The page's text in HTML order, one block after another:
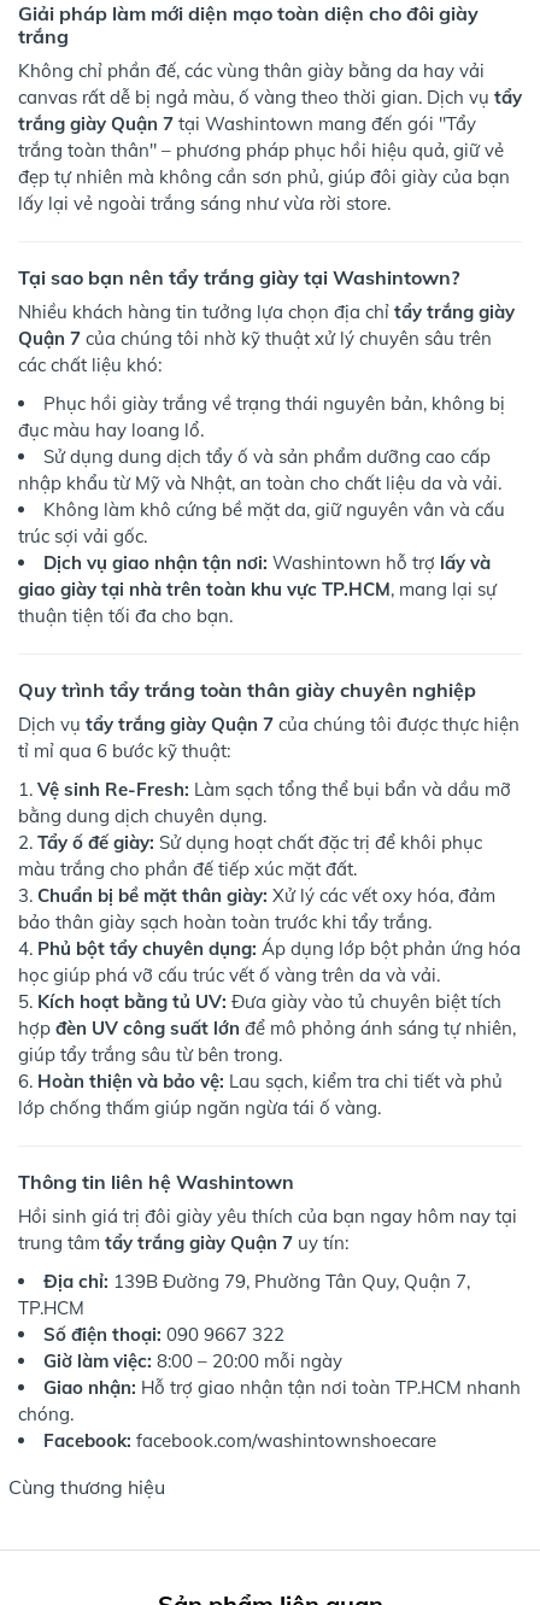
Giải pháp làm mới diện mạo toàn diện cho đôi giày
trắng
Không chỉ phần đế, các vùng thân giày bằng da hay vải
canvas rất dễ bị ngả màu, ố vàng theo thời gian. Dịch vụ tẩy
trắng giày Quận 7 tại Washintown mang đến gói "Tẩy
trắng toàn thân" – phương pháp phục hồi hiệu quả, giữ vẻ
đẹp tự nhiên mà không cần sơn phủ, giúp đôi giày của bạn
lấy lại vẻ ngoài trắng sáng như vừa rời store.
Tại sao bạn nên tẩy trắng giày tại Washintown?
Nhiều khách hàng tin tưởng lựa chọn địa chỉ tẩy trắng giày
Quận 7 của chúng tôi nhờ kỹ thuật xử lý chuyên sâu trên
các chất liệu khó:
Phục hồi giày trắng về trạng thái nguyên bản, không bị
đục màu hay loang lổ.
Sử dụng dung dịch tẩy ố và sản phẩm dưỡng cao cấp
nhập khẩu từ Mỹ và Nhật, an toàn cho chất liệu da và vải.
Không làm khô cứng bề mặt da, giữ nguyên vân và cấu
trúc sợi vải gốc.
Dịch vụ giao nhận tận nơi: Washintown hỗ trợ lấy và
giao giày tại nhà trên toàn khu vực TP.HCM, mang lại sự
thuận tiện tối đa cho bạn.
Quy trình tẩy trắng toàn thân giày chuyên nghiệp
Dịch vụ tẩy trắng giày Quận 7 của chúng tôi được thực hiện
tỉ mỉ qua 6 bước kỹ thuật:
Vệ sinh Re-Fresh: Làm sạch tổng thể bụi bẩn và dầu mỡ
bằng dung dịch chuyên dụng.
Tẩy ố đế giày: Sử dụng hoạt chất đặc trị để khôi phục
màu trắng cho phần đế tiếp xúc mặt đất.
Chuẩn bị bề mặt thân giày: Xử lý các vết oxy hóa, đảm
bảo thân giày sạch hoàn toàn trước khi tẩy trắng.
Phủ bột tẩy chuyên dụng: Áp dụng lớp bột phản ứng hóa
học giúp phá vỡ cấu trúc vết ố vàng trên da và vải.
Kích hoạt bằng tủ UV: Đưa giày vào tủ chuyên biệt tích
hợp đèn UV công suất lớn để mô phỏng ánh sáng tự nhiên,
giúp tẩy trắng sâu từ bên trong.
Hoàn thiện và bảo vệ: Lau sạch, kiểm tra chi tiết và phủ
lớp chống thấm giúp ngăn ngừa tái ố vàng.
Thông tin liên hệ Washintown
Hồi sinh giá trị đôi giày yêu thích của bạn ngay hôm nay tại
trung tâm tẩy trắng giày Quận 7 uy tín:
Địa chỉ: 139B Đường 79, Phường Tân Quy, Quận 7,
TP.HCM
Số điện thoại: 090 9667 322
Giờ làm việc: 8:00 – 20:00 mỗi ngày
Giao nhận: Hỗ trợ giao nhận tận nơi toàn TP.HCM nhanh
chóng.
Facebook: facebook.com/washintownshoecare
Cùng thương hiệu